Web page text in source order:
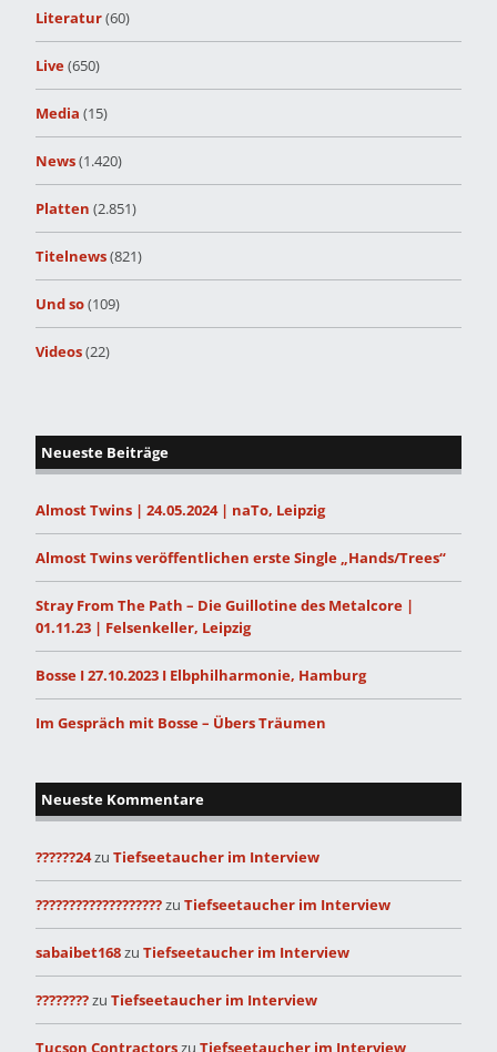
Literatur(60)
Live(650)
Media (15)
News(1.420)
Platten (2.851)
Titelnews(821)
Und so(109)
Videos(22)
Neueste Beiträge
Almost Twins | 24.05.2024 | naTo, Leipzig
Almost Twins veröffentlichen erste Single „Hands/Trees“
Stray From The Path – Die Guillotine des Metalcore |
01.11.23 | Felsenkeller, Leipzig
Bosse I 27.10.2023 I Elbphilharmonie, Hamburg
Im Gespräch mit Bosse – Übers Träumen
Neueste Kommentare
??????24zu Tiefseetaucher im Interview
???????????????????zu Tiefseetaucher im Interview
sabaibet168zu Tiefseetaucher im Interview
????????zu Tiefseetaucher im Interview
Tucson Contractorszu Tiefseetaucher im Interview